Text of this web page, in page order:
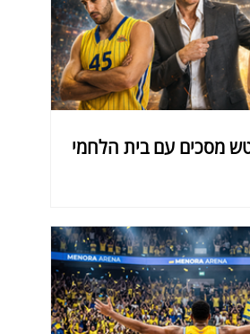
מסכים עם בית הלחמי